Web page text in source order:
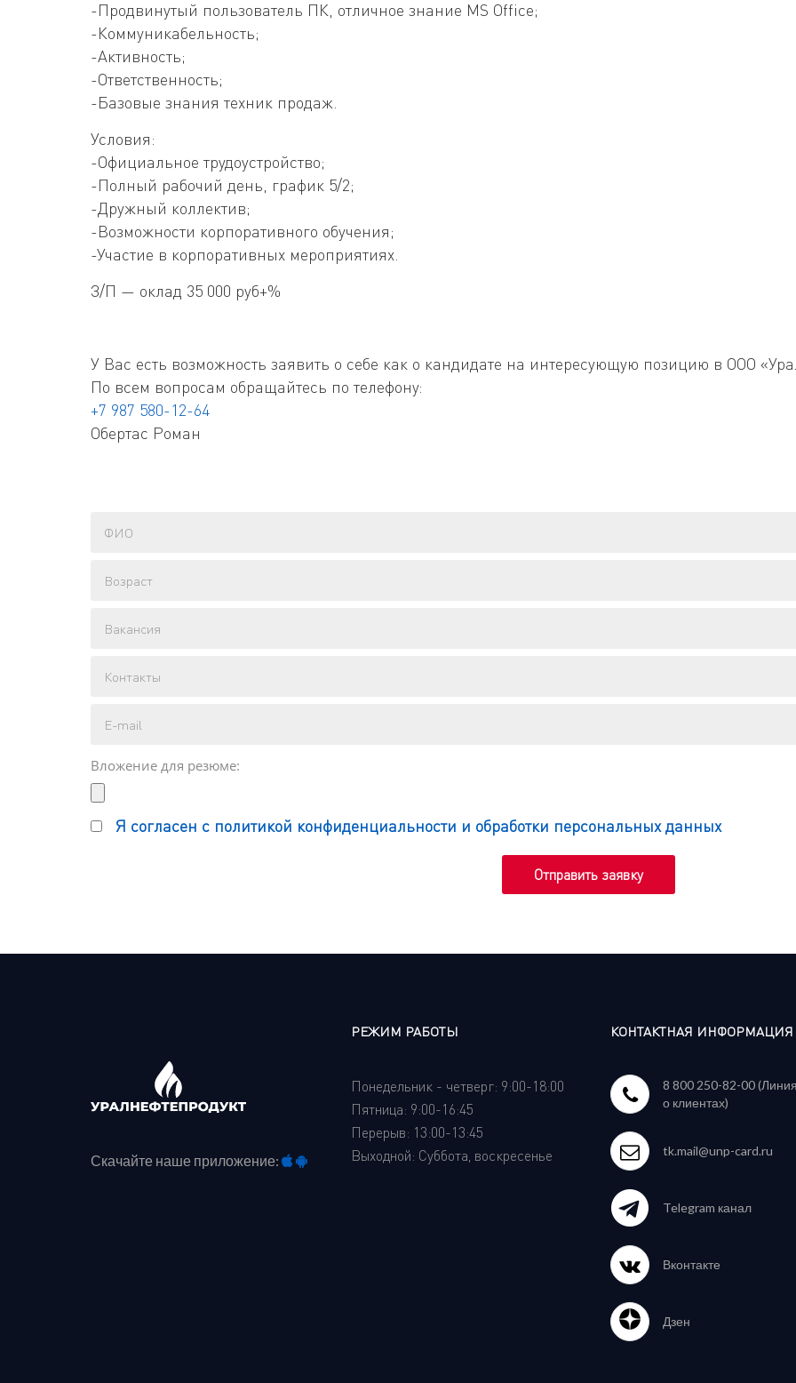
-Продвинутый пользователь ПК, отличное знание MS Office;
-Коммуникабельность;
-Активность;
-Ответственность;
-Базовые знания техник продаж.
Условия:
-Официальное трудоустройство;
-Полный рабочий день, график 5/2;
-Дружный коллектив;
-Возможности корпоративного обучения;
-Участие в корпоративных мероприятиях.
З/П — оклад 35 000 руб+%
У Вас есть возможность заявить о себе как о кандидате на интересующую позицию в ООО
По всем вопросам обращайтесь по телефону:
+7 987 580-12-64
Обертас Роман
Вложение для резюме:
Я согласен с политикой конфиденциальности и обработки персональных данных
Скачайте наше приложение:
РЕЖИМ РАБОТЫ
Понедельник - четверг: 9:00-18:00
Пятница: 9:00-16:45
Перерыв: 13:00-13:45
Выходной: Суббота, воскресенье
КОНТАКТНАЯ ИНФОРМАЦИЯ
8 800 250-82-00
о клиентах)
tk.mail@unp-card.ru
Telegram канал
Вконтакте
Дзен